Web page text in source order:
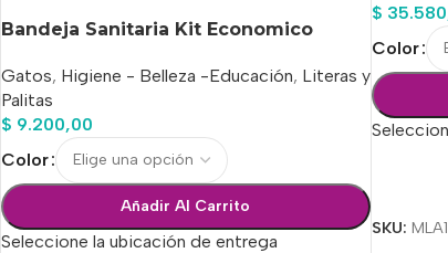
Bandeja Sanitaria Kit Economico
Gatos, Higiene - Belleza -Educación, Literas y
Palitas
$ 9.200,00
Color
Añadir Al Carrito
Seleccione la ubicación de entrega
$
Color
SKU: